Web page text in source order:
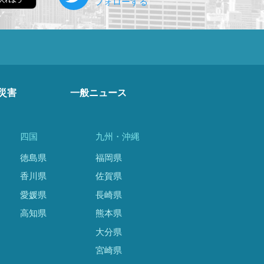
害 一般ニュース
四国
徳島県
香川県
愛媛県
高知県
九州・沖縄
福岡県
佐賀県
長崎県
熊本県
大分県
宮崎県